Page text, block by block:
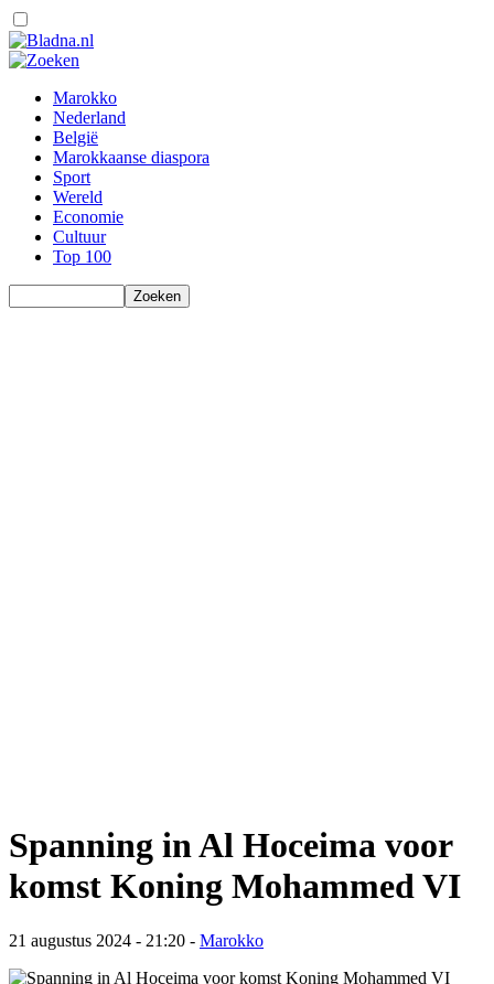
Marokko
Nederland
België
Marokkaanse diaspora
Sport
Wereld
Economie
Cultuur
Top 100
Spanning in Al Hoceima voor
komst Koning Mohammed VI
21 augustus 2024 - 21:20 - Marokko